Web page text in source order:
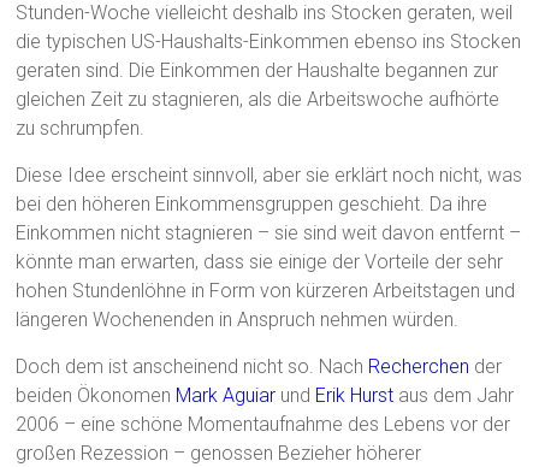
Stunden-Woche vielleicht deshalb ins Stocken geraten, weil
die typischen US-Haushalts-Einkommen ebenso ins Stocken
geraten sind. Die Einkommen der Haushalte begannen zur
gleichen Zeit zu stagnieren, als die Arbeitswoche aufhörte
zu schrumpfen.
Diese Idee erscheint sinnvoll, aber sie erklärt noch nicht, was
bei den höheren Einkommensgruppen geschieht. Da ihre
Einkommen nicht stagnieren – sie sind weit davon entfernt –
könnte man erwarten, dass sie einige der Vorteile der sehr
hohen Stundenlöhne in Form von kürzeren Arbeitstagen und
längeren Wochenenden in Anspruch nehmen würden.
Doch dem ist anscheinend nicht so. Nach Recherchen der
beiden Ökonomen Mark Aguiar und Erik Hurst aus dem Jahr
2006 – eine schöne Momentaufnahme des Lebens vor der
großen Rezession – genossen Bezieher höherer